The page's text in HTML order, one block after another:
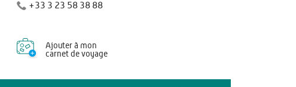
+33 3 23 58 38 88
Ajouter à mon
carnet de voyage